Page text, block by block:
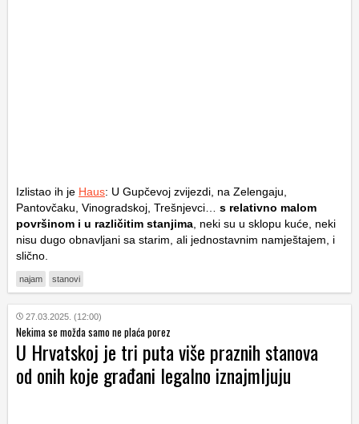
Izlistao ih je Haus: U Gupčevoj zvijezdi, na Zelengaju,
Pantovčaku, Vinogradskoj, Trešnjevci… s relativno malom
površinom i u različitim stanjima , neki su u sklopu kuće, neki
nisu dugo obnavljani sa starim, ali jednostavnim namještajem, i
slično.
najam stanovi
27.03.2025. (12:00)
Nekima se možda samo ne plaća porez
U Hrvatskoj je tri puta više praznih stanova
od onih koje građani legalno iznajmljuju